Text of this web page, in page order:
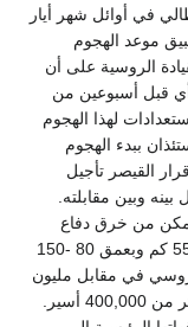
في أوائل شهر أيار
موعد الهجوم
الروسية على أن
الغربية الهجوم في 22 أيار أي قبل أسبوعين من
لهذا الهجوم
ببدء الهجوم
القيصر تأجيل
وبين مقابلته.
من خرق دفاع
القوات النمساوية ـ الألمانية على جبهة بطول 550 كم وبعمق 80 -150
في مقابل مليون
ونصف مليون جندي نمساوي ـ ألماني وفيهم أكثر من 400,000 أسير.